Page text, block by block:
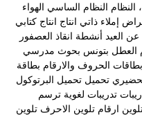
النظام النظام الساسي الهواء
إملاء ذاتي انتاج انتاج كتابي
عن العيد أنشطة انقاذ العصفور
العطل بتونس بحوث مدرسي
بطاقات الحروف والارقام بطاقة
تحميل تحميل البرتوكول
تدريبات لغوية ترسم
ارقام تلوين الاحرف تلوين